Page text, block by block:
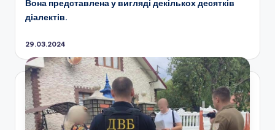
Вона представлена у вигляді декількох десятків
діалектів.
29.03.2024